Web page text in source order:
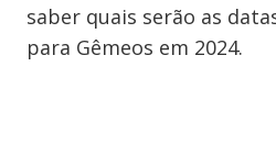
saber quais serão as
para Gêmeos em 2024.